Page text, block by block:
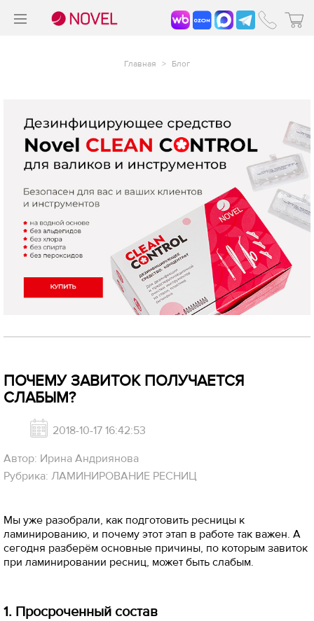
Главная > Блог
ПОЧЕМУ ЗАВИТОК ПОЛУЧАЕТСЯ
СЛАБЫМ?
2018-10-17 16:42:53
Автор: Ирина Андриянова
Рубрика: ЛАМИНИРОВАНИЕ РЕСНИЦ
Мы уже разобрали, как подготовить ресницы к
ламинированию, и почему этот этап в работе так важен. А
сегодня разберём основные причины, по которым завиток
при ламинировании ресниц, может быть слабым.
1. Просроченный состав